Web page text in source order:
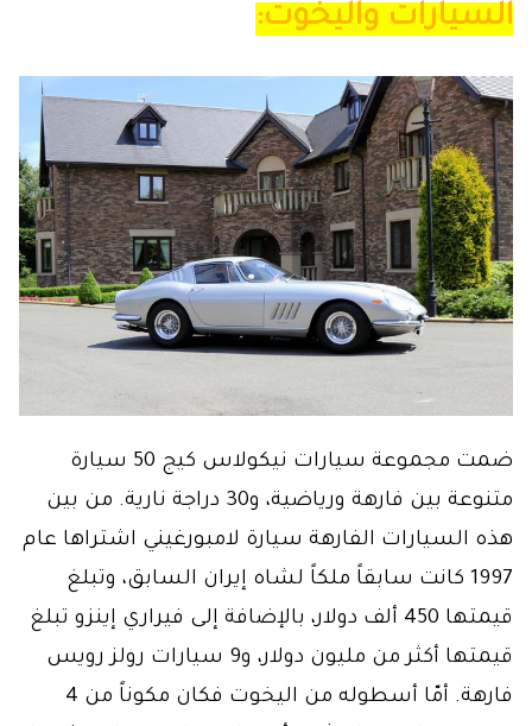
السيارات واليخوت:
ضمت مجموعة سيارات نيكولاس كيج 50 سيارة
متنوعة بين فارهة ورياضية، و30 دراجة نارية. من بين
هذه السيارات الفارهة سيارة لامبورغيني اشتراها عام
1997 كانت سابقاً ملكاً لشاه إيران السابق، وتبلغ
قيمتها 450 ألف دولار، بالإضافة إلى فيراري إينزو تبلغ
قيمتها أكثر من مليون دولار، و9 سيارات رولز رويس
فارهة. أمّا أسطوله من اليخوت فكان مكوناً من 4